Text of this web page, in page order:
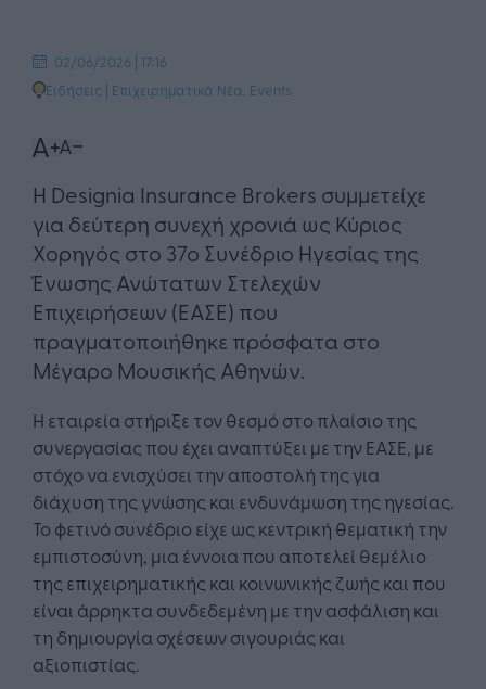
02/06/2026 | 17:16
Ειδήσεις | Επιχειρηματικά Νέα Events
Η Designia Insurance Brokers συμμετείχε
για δεύτερη συνεχή χρονιά ως Κύριος
Χορηγός στο 37ο Συνέδριο Ηγεσίας της
Ένωσης Ανώτατων Στελεχών
Επιχειρήσεων (ΕΑΣΕ) που
πραγματοποιήθηκε πρόσφατα στο
Μέγαρο Μουσικής Αθηνών.
Η εταιρεία στήριξε τον θεσμό στο πλαίσιο της
συνεργασίας που έχει αναπτύξει με την ΕΑΣΕ, με
στόχο να ενισχύσει την αποστολή της για
διάχυση της γνώσης και ενδυνάμωση της ηγεσίας.
Το φετινό συνέδριο είχε ως κεντρική θεματική την
εμπιστοσύνη, μια έννοια που αποτελεί θεμέλιο
της επιχειρηματικής και κοινωνικής ζωής και που
είναι άρρηκτα συνδεδεμένη με την ασφάλιση και
τη δημιουργία σχέσεων σιγουριάς και
αξιοπιστίας.